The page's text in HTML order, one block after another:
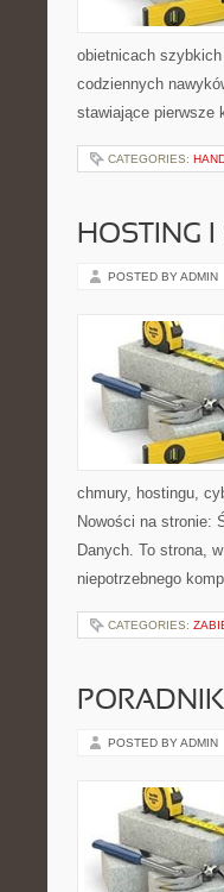
obietnicach
codziennych
stawiające
CATEGORIES:
HOSTING I
POSTED BY ADMIN
chmury, hostingu,
Nowości na stronie:
Danych. To strona,
niepotrzebnego
CATEGORIES:
POSTED BY ADMIN